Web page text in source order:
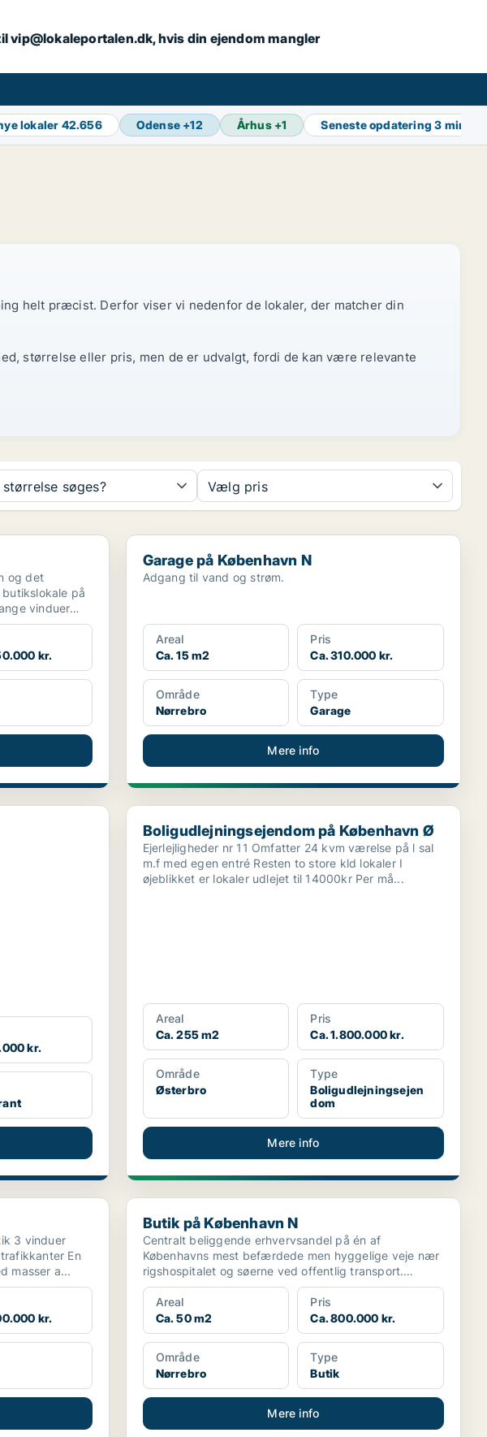
vip@lokaleportalen.dk, hvis din ejendom mangler
lokaler 42.656 Odense +12 Århus+1 Seneste opdatering3 min
helt præcist. Derfor viser vi nedenfor de lokaler, der matcher din
størrelse eller pris, men de er udvalgt, fordi de kan være relevante
søges? Vælg pris
og det
vinduer
kr.
Garage på København N
Garage på København N
Adgang til vand og strøm.
Areal
Ca. 15 m2
Pris
Ca. 310.000 kr.
Område
Nørrebro
Type
Garage
Mere info
kr.
Boligudlejningsejendom på København Ø
Boligudlejningsejendom på København Ø
Ejerlejligheder nr 11 Omfatter 24 kvm værelse på l sal
m.f med egen entré Resten to store kld lokaler I
øjeblikket er lokaler udlejet til 14000kr Per må...
Areal
Ca. 255 m2
Pris
Ca. 1.800.000 kr.
Område
Østerbro
Type
Boligudlejningsejen
dom
Mere info
En
masser a...
kr.
Butik på København N
Butik på København N
Centralt beliggende erhvervsandel på én af
Københavns mest befærdede men hyggelige veje nær
rigshospitalet og søerne ved offentlig transport.
Lokalerne er be...
Areal
Ca. 50 m2
Pris
Ca. 800.000 kr.
Område
Nørrebro
Type
Butik
Mere info